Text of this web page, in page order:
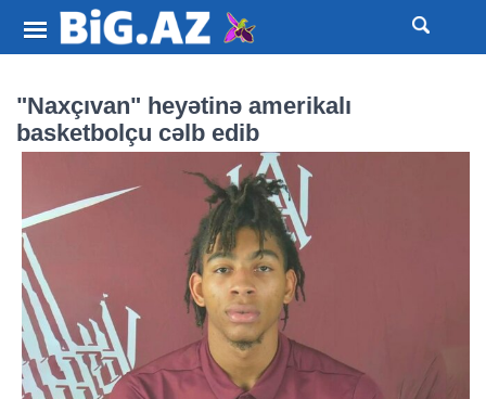
"Naxçıvan" heyətinə amerikalı
basketbolçu cəlb edib